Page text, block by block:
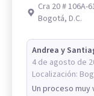
Cra 20 # 106A-
Bogotá, D.C.
Andrea y
4 de agosto de
Localización:
Un proceso muy